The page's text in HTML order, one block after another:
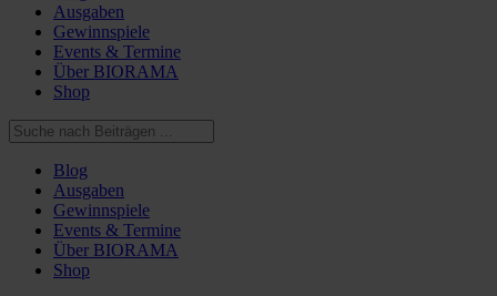
Ausgaben
Gewinnspiele
Events & Termine
Über BIORAMA
Shop
Blog
Ausgaben
Gewinnspiele
Events & Termine
Über BIORAMA
Shop